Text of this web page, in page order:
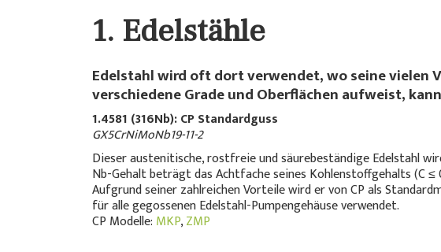
1. Edelstähle
Edelstahl wird oft dort verwendet, wo seine vielen
verschiedene Grade und Oberflächen aufweist,
1.4581 (316Nb): CP Standardguss
GX5CrNiMoNb19-11-2
Dieser austenitische, rostfreie und säurebeständige Edelstahl
Nb-Gehalt beträgt das Achtfache seines Kohlenstoffgehalts (C ≤
Aufgrund seiner zahlreichen Vorteile wird er von CP als
für alle gegossenen Edelstahl-Pumpengehäuse verwendet.
CP Modelle: MKP,ZMP